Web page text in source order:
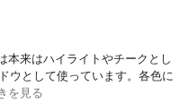
本来はハイライトやチークとし
ウとして使っています。各色に
を見る